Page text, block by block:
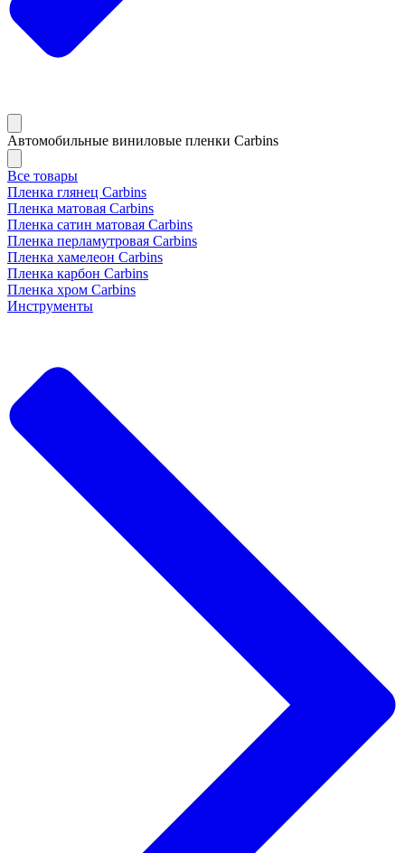
Автомобильные виниловые пленки Carbins
Все товары
Пленка глянец Carbins
Пленка матовая Carbins
Пленка сатин матовая Carbins
Пленка перламутровая Carbins
Пленка хамелеон Carbins
Пленка карбон Carbins
Пленка хром Carbins
Инструменты